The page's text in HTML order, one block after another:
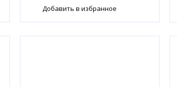
Добавить в избранное